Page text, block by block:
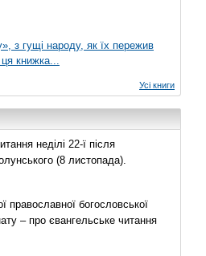
з гущі народу, як їх пережив
книжка...
Усі книги
неділі 22-ї після
(8 листопада).
богословської
– про євангельське читання